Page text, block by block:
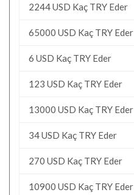
2244 USD Kaç TRY Eder
65000 USD Kaç TRY Eder
6 USD Kaç TRY Eder
123 USD Kaç TRY Eder
13000 USD Kaç TRY Eder
34 USD Kaç TRY Eder
270 USD Kaç TRY Eder
10900 USD Kaç TRY Eder